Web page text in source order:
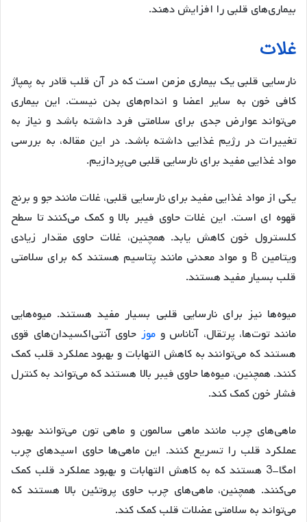
بیماری‌های قلبی را افزایش دهند.
غلات
نارسایی قلبی یک بیماری مزمن است که در آن قلب قادر به پمپاژ
کافی خون به سایر اعضا و اندام‌های بدن نیست. این بیماری
می‌تواند عوارض جدی برای سلامتی فرد داشته باشد و نیاز به
تغییرات در رژیم غذایی داشته باشد. در این مقاله، به بررسی
مواد غذایی مفید برای نارسایی قلبی می‌پردازیم.
یکی از مواد غذایی مفید برای نارسایی قلبی، غلات مانند جو و برنج
قهوه ای است. این غلات حاوی فیبر بالا و کمک می‌کنند تا سطح
کلسترول خون کاهش یابد. همچنین، غلات حاوی مقدار زیادی
ویتامین B و مواد معدنی مانند پتاسیم هستند که برای سلامتی
قلب بسیار مفید هستند.
میوه‌ها نیز برای نارسایی قلبی بسیار مفید هستند. میوه‌هایی
مانند توت‌ها، پرتقال، آناناس وموز حاوی آنتی‌اکسیدان‌های قوی
هستند که می‌توانند به کاهش التهابات و بهبود عملکرد قلب کمک
کنند. همچنین، میوه‌ها حاوی فیبر بالا هستند که می‌تواند به کنترل
فشار خون کمک کند.
ماهی‌های چرب مانند ماهی سالمون و ماهی تون می‌توانند بهبود
عملکرد قلب را تسریع کنند. این ماهی‌ها حاوی اسیدهای چرب
امگا-3 هستند که به کاهش التهابات و بهبود عملکرد قلب کمک
می‌کنند. همچنین، ماهی‌های چرب حاوی پروتئین بالا هستند که
می‌تواند به سلامتی عضلات قلب کمک کند.